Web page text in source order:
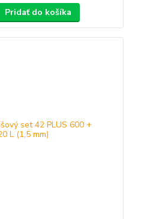
Pridať do košíka